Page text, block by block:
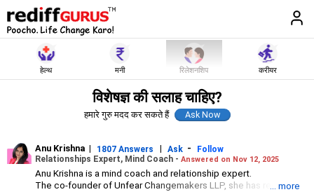
हेल्थ मनी रिलेशनशिप करीयर
विशेषज्ञ की सलाह चाहिए?
हमारे गुरु मदद कर सकते हैं
Anu Krishna | 1807 Answers | Ask -
Follow
Relationships Expert, Mind Coach - Answered on Nov 12, 2025
Anu Krishna is a mind coach and relationship expert.
The co-founder of Unfear Changemakers LLP, she has received
... more